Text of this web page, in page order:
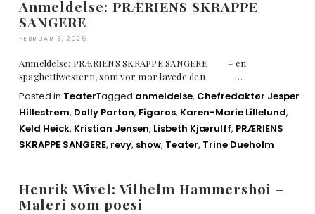
Anmeldelse: PRÆRIENS SKRAPPE
SANGERE
FEBRUAR 3, 2026
Anmeldelse: PRÆRIENS SKRAPPE SANGERE – en
spaghettiwestern, som vor mor lavede den …
Posted in TeaterTagged anmeldelse, Chefredaktør Jesper
Hillestrøm, Dolly Parton, Figaros, Karen-Marie Lillelund,
Keld Heick, Kristian Jensen, Lisbeth Kjærulff, PRÆRIENS
SKRAPPE SANGERE, revy, show, Teater, Trine Dueholm
Henrik Wivel: Vilhelm Hammershøi –
Maleri som poesi